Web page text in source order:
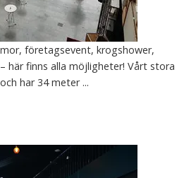
företagsevent, krogshower,
här finns alla möjligheter! Vårt stora
har 34 meter ...